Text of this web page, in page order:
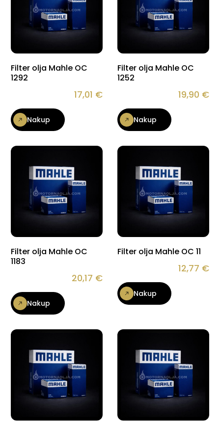
Filter olja Mahle OC
1292
17,01 €
Nakup
Filter olja Mahle OC
1252
19,90 €
Nakup
Filter olja Mahle OC
1183
20,17 €
Nakup
Filter olja Mahle OC 11
12,77 €
Nakup